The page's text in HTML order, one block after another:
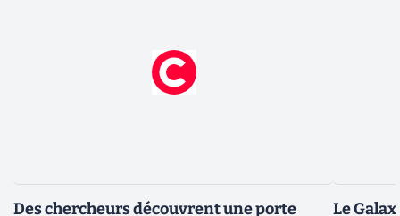
Des chercheurs découvrent une porte
Le